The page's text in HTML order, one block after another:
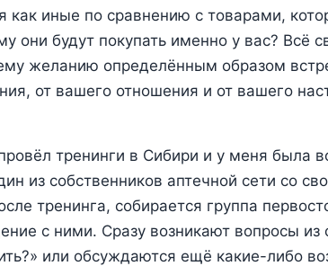
как иные по сравнению с товарами,
они будут покупать именно у вас? Всё
желанию определённым образом
от вашего отношения и от вашего
тренинги в Сибири и у меня была
из собственников аптечной сети со
тренинга, собирается группа
с ними. Сразу возникают вопросы из
или обсуждаются ещё какие-либо